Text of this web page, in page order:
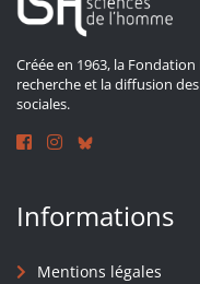
Créée en 1963, la
recherche et la diffusion
sociales.
Informations
Mentions légales